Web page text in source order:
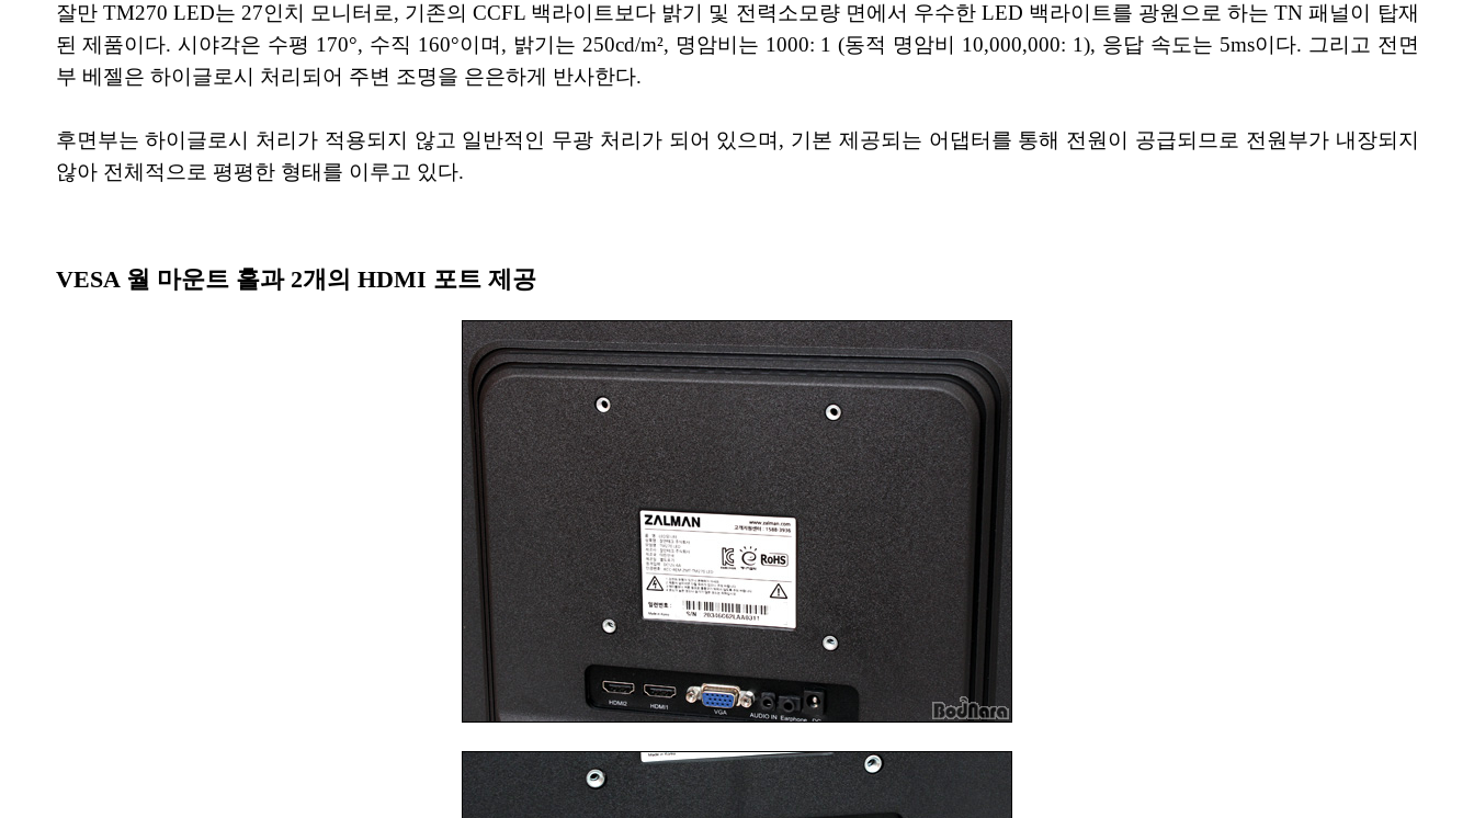
잘만 TM270 LED는 27인치 모니터로, 기존의 CCFL 백라이트보다 밝기 및 전력소모량 면에서 우수한 LED 백라이트를 광원으로 하는 TN 패널이 탑재
된 제품이다. 시야각은 수평 170°, 수직 160°이며, 밝기는 250cd/m², 명암비는 1000: 1 (동적 명암비 10,000,000: 1), 응답 속도는 5ms이다. 그리고 전면
부 베젤은 하이글로시 처리되어 주변 조명을 은은하게 반사한다.
후면부는 하이글로시 처리가 적용되지 않고 일반적인 무광 처리가 되어 있으며, 기본 제공되는 어댑터를 통해 전원이 공급되므로 전원부가 내장되지
않아 전체적으로 평평한 형태를 이루고 있다.
VESA 월 마운트 홀과 2개의 HDMI 포트 제공